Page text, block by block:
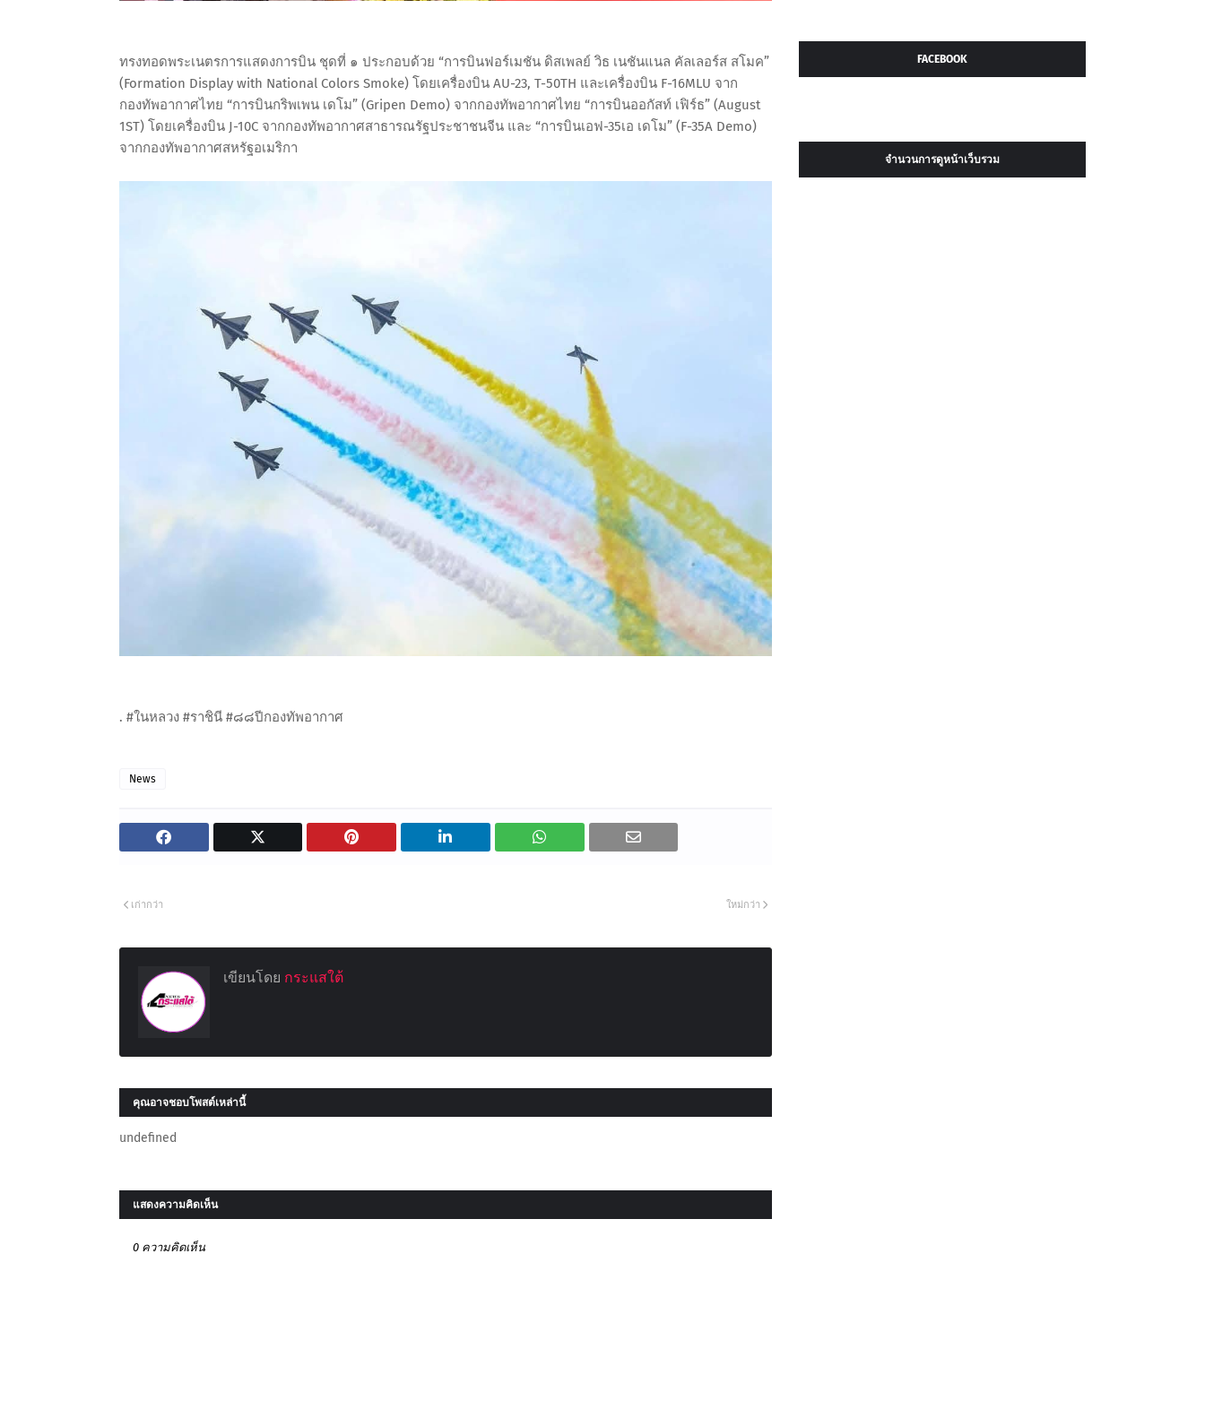
ทรงทอดพระเนตรการแสดงการบิน ชุดที่ ๑ ประกอบด้วย “การบินฟอร์เมชัน ดิสเพลย์ วิธ เนชันแนล คัลเลอร์ส สโมค”
(Formation Display with National Colors Smoke) โดยเครื่องบิน AU-23, T-50TH และเครื่องบิน F-16MLU จาก
กองทัพอากาศไทย “การบินกริพเพน เดโม” (Gripen Demo) จากกองทัพอากาศไทย “การบินออกัสท์ เฟิร์ธ” (August
1ST) โดยเครื่องบิน J-10C จากกองทัพอากาศสาธารณรัฐประชาชนจีน และ “การบินเอฟ-35เอ เดโม” (F-35A Demo)
จากกองทัพอากาศสหรัฐอเมริกา
. #ในหลวง #ราชินี #๘๘ปีกองทัพอากาศ
News
ใหม่กว่า
เก่ากว่า
เขียนโดย กระแสใต้
คุณอาจชอบโพสต์เหล่านี้
undefined
แสดงความคิดเห็น
0 ความคิดเห็น
FACEBOOK
จำนวนการดูหน้าเว็บรวม